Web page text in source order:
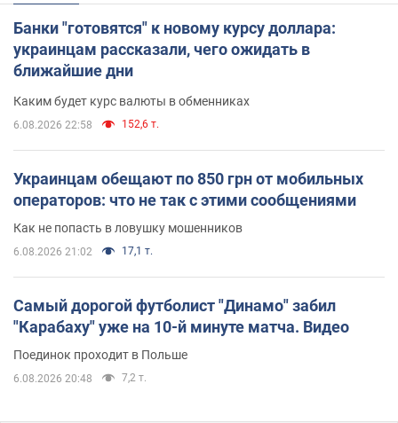
Банки "готовятся" к новому курсу доллара:
украинцам рассказали, чего ожидать в
ближайшие дни
Каким будет курс валюты в обменниках
6.08.2026 22:58 152,6 т.
Украинцам обещают по 850 грн от мобильных
операторов: что не так с этими сообщениями
Как не попасть в ловушку мошенников
6.08.2026 21:02 17,1 т.
Самый дорогой футболист "Динамо" забил
"Карабаху" уже на 10-й минуте матча. Видео
Поединок проходит в Польше
6.08.2026 20:48 7,2 т.